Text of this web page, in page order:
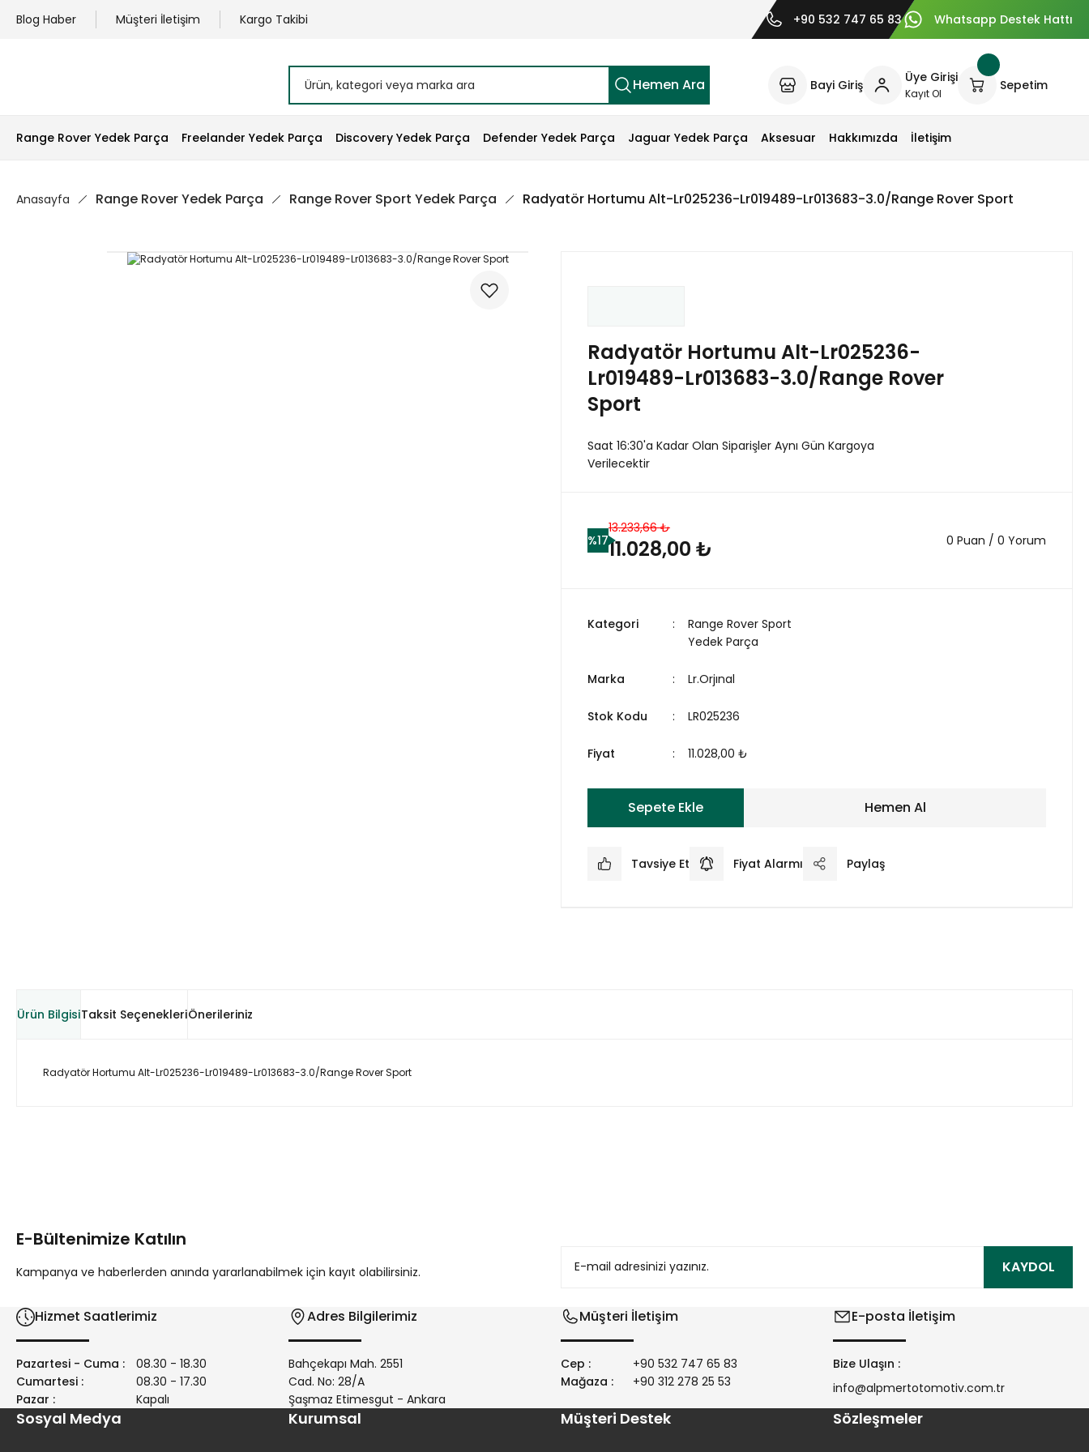
Blog Haber Müşteri İletişim Kargo Takibi +90 532 747 65 83 Whatsapp Destek Hattı
Hemen Ara Bayi Giriş Üye Girişi
Kayıt Ol
Sepetim
Range Rover Yedek Parça Freelander Yedek Parça Discovery Yedek Parça Defender Yedek Parça Jaguar Yedek Parça Aksesuar Hakkımızda İletişim
Anasayfa Range Rover Yedek Parça Range Rover Sport Yedek Parça Radyatör Hortumu Alt-Lr025236-Lr019489-Lr013683-3.0/Range Rover Sport
Radyatör Hortumu Alt-Lr025236-
Lr019489-Lr013683-3.0/Range Rover
Sport
Saat 16:30'a Kadar Olan Siparişler Aynı Gün Kargoya
Verilecektir
%17
13.233,66 ₺
11.028,00 ₺ 0 Puan / 0 Yorum
Kategori
Range Rover Sport
Yedek Parça
Marka Lr.Orjınal
Stok Kodu LR025236
Fiyat 11.028,00 ₺
Sepete Ekle Hemen Al
Tavsiye Et Fiyat Alarmı Paylaş
Ürün BilgisiTaksit SeçenekleriÖnerileriniz
Radyatör Hortumu Alt-Lr025236-Lr019489-Lr013683-3.0/Range Rover Sport
Ürün bilgilerinde hatalar bulunuyor.
E-Bültenimize Katılın
Kampanya ve haberlerden anında yararlanabilmek için kayıt olabilirsiniz. KAYDOL
Hizmet Saatlerimiz
Pazartesi - Cuma :
08.30 - 18.30
Cumartesi :
08.30 - 17.30
Pazar :
Kapalı
Adres Bilgilerimiz
Bahçekapı Mah. 2551
Cad. No: 28/A
Şaşmaz Etimesgut - Ankara
Müşteri İletişim
Cep :
+90 532 747 65 83
Mağaza :
+90 312 278 25 53
E-posta İletişim
Bize Ulaşın :
info@alpmertotomotiv.com.tr
Sosyal Medya Kurumsal Müşteri Destek Sözleşmeler